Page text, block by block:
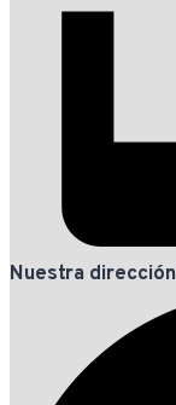
Nuestra dirección